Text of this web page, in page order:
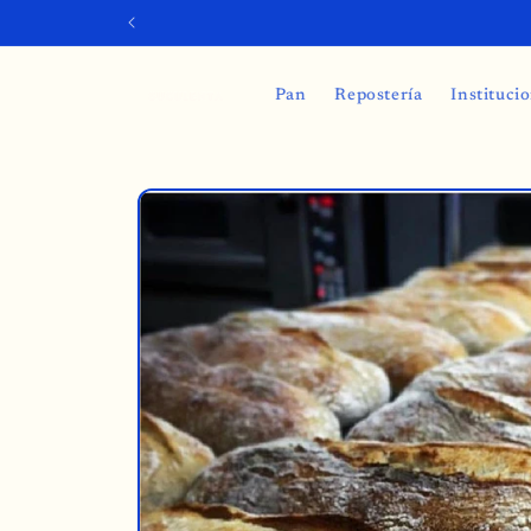
directamente
al contenido
Pan Repostería
directamente
información
del producto